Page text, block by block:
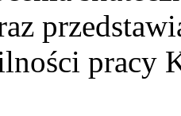
pracy